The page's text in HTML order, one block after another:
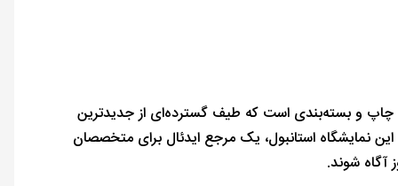
و بسته‌بندی است که طیف گسترده‌ای از جدیدترین
نمایشگاه استانبول، یک مرجع ایدئال برای متخصصان
آگاه شوند.